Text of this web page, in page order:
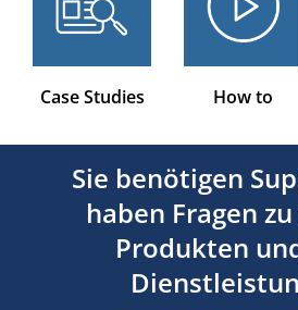
Case Studies How to
Sie benötigen
haben Fragen
Produkten